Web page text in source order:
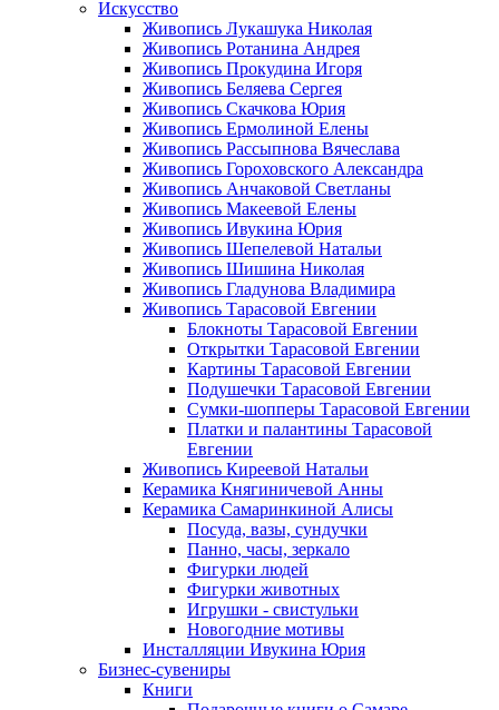
Искусство
Живопись Лукашука Николая
Живопись Ротанина Андрея
Живопись Прокудина Игоря
Живопись Беляева Сергея
Живопись Скачкова Юрия
Живопись Ермолиной Елены
Живопись Рассыпнова Вячеслава
Живопись Гороховского Александра
Живопись Анчаковой Светланы
Живопись Макеевой Елены
Живопись Ивукина Юрия
Живопись Шепелевой Натальи
Живопись Шишина Николая
Живопись Гладунова Владимира
Живопись Тарасовой Евгении
Блокноты Тарасовой Евгении
Открытки Тарасовой Евгении
Картины Тарасовой Евгении
Подушечки Тарасовой Евгении
Сумки-шопперы Тарасовой Евгении
Платки и палантины Тарасовой
Евгении
Живопись Киреевой Натальи
Керамика Княгиничевой Анны
Керамика Самаринкиной Алисы
Посуда, вазы, сундучки
Панно, часы, зеркало
Фигурки людей
Фигурки животных
Игрушки - свистульки
Новогодние мотивы
Инсталляции Ивукина Юрия
Бизнес-сувениры
Книги